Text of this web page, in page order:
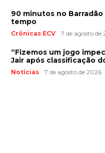
90 minutos no
tempo
Crônicas ECV 7 de agosto de
“Fizemos um jogo
Jair após classificação
Notícias 7 de agosto de 2026